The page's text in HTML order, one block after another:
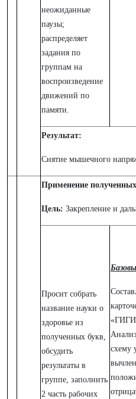
неожиданные
паузы;
распределяет
задания по
группам на
воспроизведение
движений по
памяти.
Результат:
Снятие мышечного
Применение
Цель: Закрепление и
Просит собрать
название науки о
здоровье из
полученных букв,
обсудить
результаты в
группе, заполнить
2 часть рабочих
схему